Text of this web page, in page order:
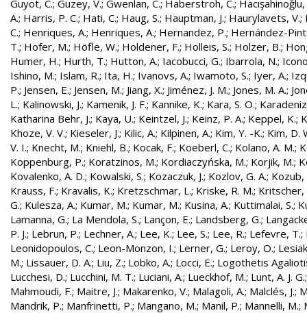
Guyot, C.; Guzey, V.; Gwenlan, C.; Haberstroh, C.;
A.; Harris, P. C.; Hati, C.; Haug, S.; Hauptman, J.; Haurylavets, V.;
C.; Henriques, A.; Henriques, A.; Hernandez, P.; Hernández-
T.; Hofer, M.; Höfle, W.; Holdener, F.; Holleis, S.; Holzer, B.;
Humer, H.; Hurth, T.; Hutton, A.; Iacobucci, G.; Ibarrola, N.;
Ishino, M.; Islam, R.; Ita, H.; Ivanovs, A.; Iwamoto, S.; Iyer, A.;
P.; Jensen, E.; Jensen, M.; Jiang, X.; Jiménez, J. M.; Jones, M. A.;
L.; Kalinowski, J.; Kamenik, J. F.; Kannike, K.; Kara, S. O.;
Katharina Behr, J.; Kaya, U.; Keintzel, J.; Keinz, P. A.; Keppel, K.;
Khoze, V. V.; Kieseler, J.; Kilic, A.; Kilpinen, A.; Kim, Y. -K.; Kim, D.
V. I.; Knecht, M.; Kniehl, B.; Kocak, F.; Koeberl, C.; Kolano, A. M.;
Koppenburg, P.; Koratzinos, M.; Kordiaczyńska, M.; Korjik, M.;
Kovalenko, A. D.; Kowalski, S.; Kozaczuk, J.; Kozlov, G. A.; Kozub,
Krauss, F.; Kravalis, K.; Kretzschmar, L.; Kriske, R. M.; Kritscher,
G.; Kulesza, A.; Kumar, M.; Kumar, M.; Kusina, A.; Kuttimalai, S.;
Lamanna, G.; La Mendola, S.; Lançon, E.; Landsberg, G.;
P. J.; Lebrun, P.; Lechner, A.; Lee, K.; Lee, S.; Lee, R.; Lefevre, T.;
Leonidopoulos, C.; Leon-Monzon, I.; Lerner, G.; Leroy, O.;
M.; Lissauer, D. A.; Liu, Z.; Lobko, A.; Locci, E.; Logothetis
Lucchesi, D.; Lucchini, M. T.; Luciani, A.; Lueckhof, M.; Lunt, A. J. G.
Mahmoudi, F.; Maitre, J.; Makarenko, V.; Malagoli, A.; Malclés, J.;
Mandrik, P.; Manfrinetti, P.; Mangano, M.; Manil, P.; Mannelli, M.;